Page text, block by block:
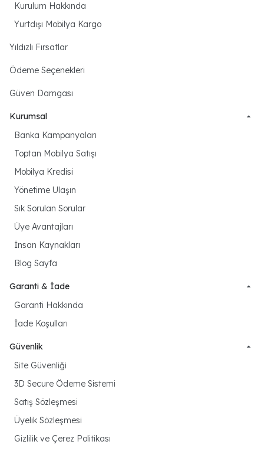
Kurulum Hakkında
Yurtdışı Mobilya Kargo
Yıldızlı Fırsatlar
Ödeme Seçenekleri
Güven Damgası
Kurumsal
Banka Kampanyaları
Toptan Mobilya Satışı
Mobilya Kredisi
Yönetime Ulaşın
Sık Sorulan Sorular
Üye Avantajları
İnsan Kaynakları
Blog Sayfa
Garanti & İade
Garanti Hakkında
İade Koşulları
Güvenlik
Site Güvenliği
3D Secure Ödeme Sistemi
Satış Sözleşmesi
Üyelik Sözleşmesi
Gizlilik ve Çerez Politikası